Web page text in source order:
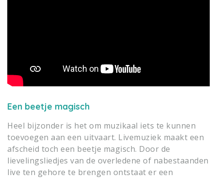
Een beetje magisch
Heel bijzonder is het om muzikaal iets te kunnen
toevoegen aan een uitvaart. Livemuziek maakt een
afscheid toch een beetje magisch. Door de
lievelingsliedjes van de overledene of nabestaanden
live ten gehore te brengen ontstaat er een